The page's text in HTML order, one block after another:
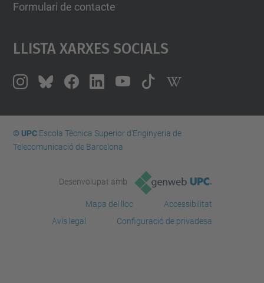
Formulari de contacte
Llista Xarxes Socials
© UPCEscola Tècnica Superior d'Enginyeria de
Telecomunicació de Barcelona
Desenvolupat amb
Mapa del lloc
Accessibilitat
Avís legal
Configuració de privadesa